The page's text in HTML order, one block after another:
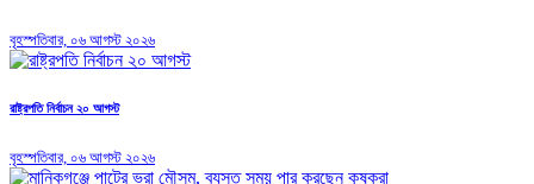
বৃহস্পতিবার, ০৬ আগস্ট ২০২৬
রাষ্ট্রপতি নির্বাচন ২০ আগস্ট
বৃহস্পতিবার, ০৬ আগস্ট ২০২৬